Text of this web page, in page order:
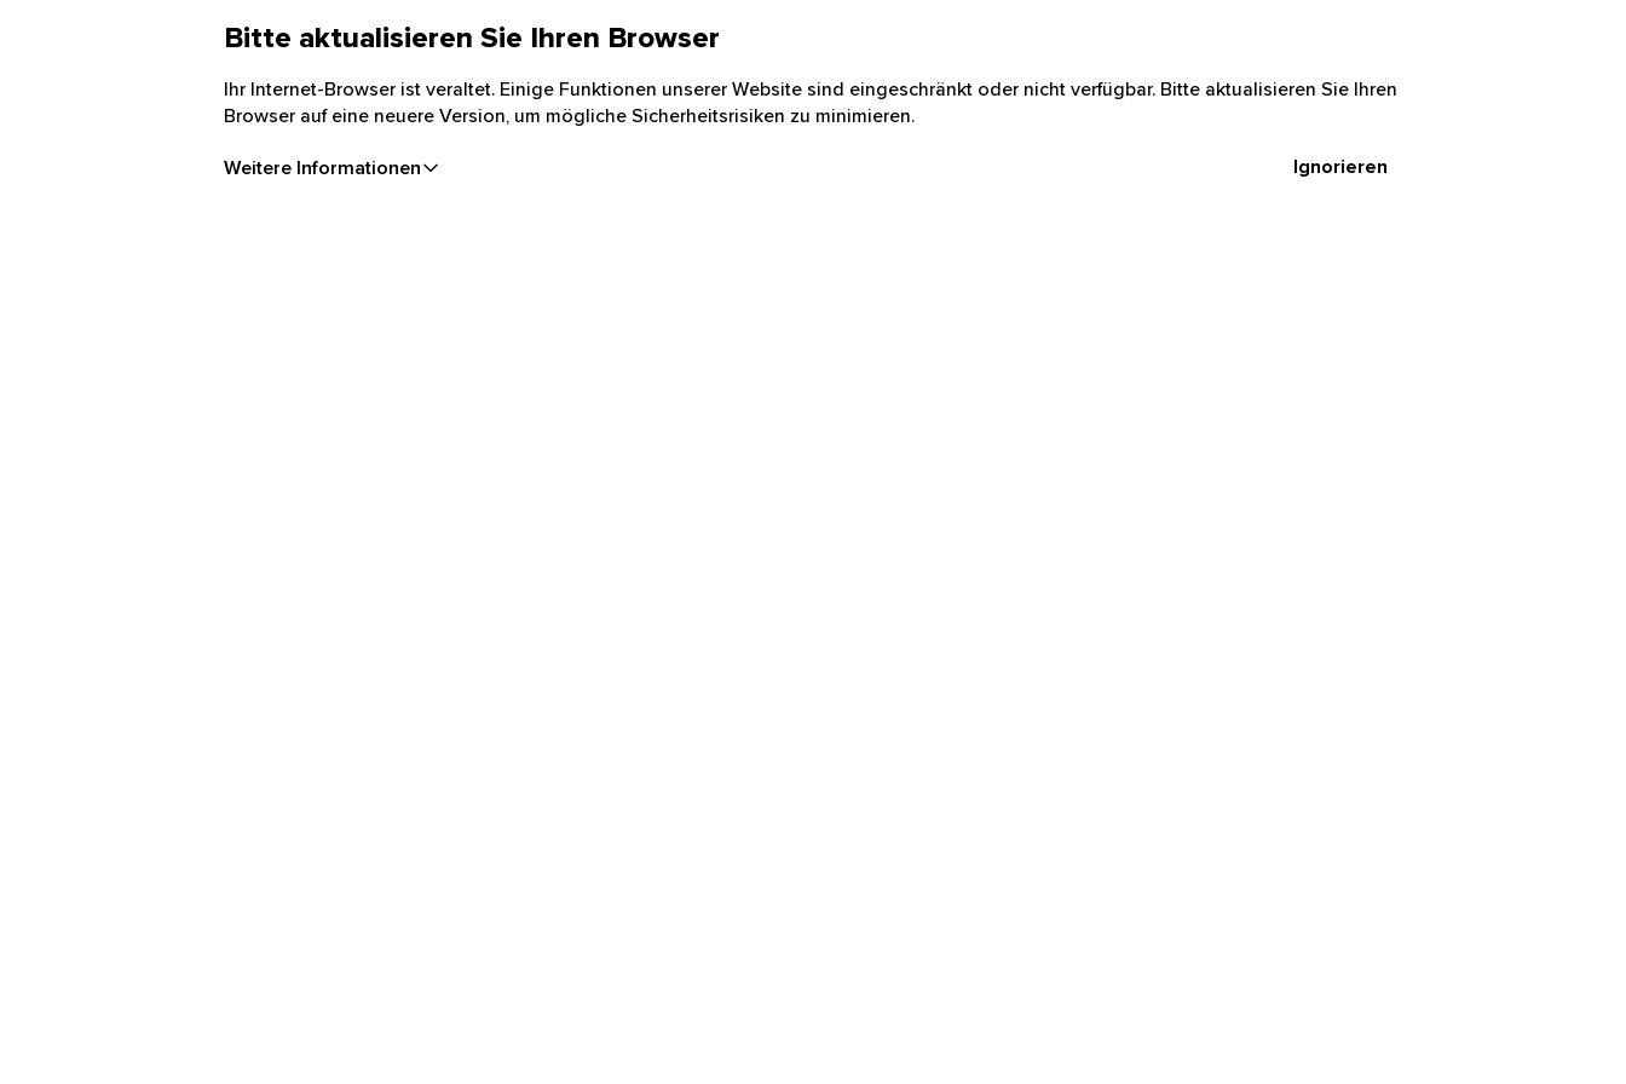
Bitte aktualisieren Sie Ihren Browser
Ihr Internet-Browser ist veraltet. Einige Funktionen unserer Website sind eingeschränkt oder nicht verfügbar. Bitte aktualisieren Sie Ihren
Browser auf eine neuere Version, um mögliche Sicherheitsrisiken zu minimieren.
Weitere Informationen Ignorieren